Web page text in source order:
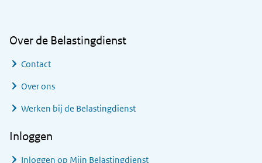
Over de Belastingdienst
Contact
Over ons
Werken bij de Belastingdienst
Inloggen
Inloggen op Mijn Belastingdienst